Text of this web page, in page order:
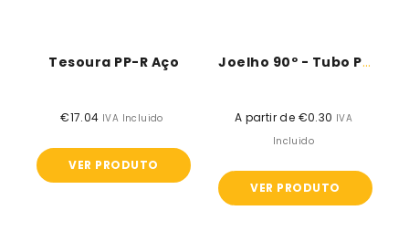
Tesoura PP-R Aço
Preço
€17.04 IVA Incluido
VER PRODUTO
Joelho 90º - Tubo PPR
Preço
normal
A partir de €0.30 IVA
Incluido
VER PRODUTO